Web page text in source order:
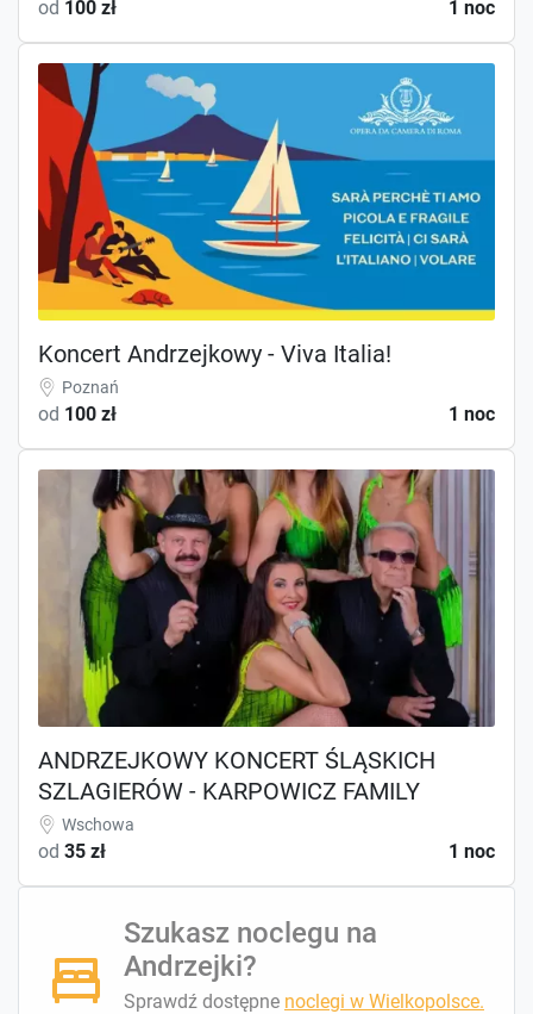
od 100 zł 1 noc
Koncert Andrzejkowy - Viva Italia!
Poznań
od 100 zł 1 noc
ANDRZEJKOWY KONCERT ŚLĄSKICH
SZLAGIERÓW - KARPOWICZ FAMILY
Wschowa
od 35 zł 1 noc
Szukasz noclegu na
Andrzejki?
Sprawdź dostępne noclegi w Wielkopolsce.